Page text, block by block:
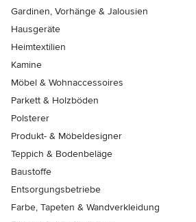
Gardinen, Vorhänge & Jalousien
Hausgeräte
Heimtextilien
Kamine
Möbel & Wohnaccessoires
Parkett & Holzböden
Polsterer
Produkt- & Möbeldesigner
Teppich & Bodenbeläge
Baustoffe
Entsorgungsbetriebe
Farbe, Tapeten & Wandverkleidung